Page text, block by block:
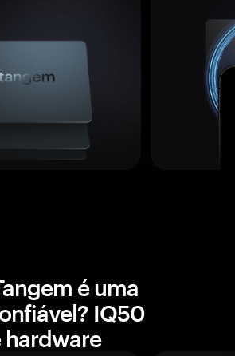
é uma
IQ50
hardware